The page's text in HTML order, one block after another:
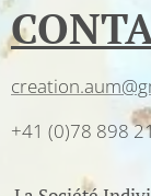
+41 (0)78 898